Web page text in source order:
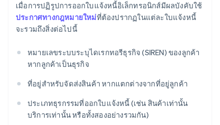
เมื่อการปฏิรูปการออกใบแจ้งหนี้อิเล็กทรอนิกส์มีผลบังคับใช้
ประกาศทางกฎหมายใหม่ที่ต้องปรากฏในแต่ละใบแจ้งหนี้
จะรวมถึงสิ่งต่อไปนี้
หมายเลขระบบระบุไดเรกทอรีธุรกิจ (SIREN) ของลูกค้า
หากลูกค้าเป็นธุรกิจ
ที่อยู่สำหรับจัดส่งสินค้า หากแตกต่างจากที่อยู่ลูกค้า
ประเภทธุรกรรมที่ออกใบแจ้งหนี้ (เช่น สินค้าเท่านั้น
บริการเท่านั้น หรือทั้งสองอย่างรวมกัน)